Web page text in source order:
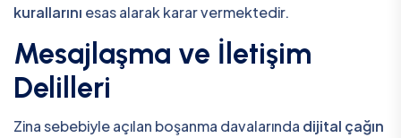
kurallarını esas alarak karar vermektedir.
Mesajlaşma ve İletişim
Delilleri
Zina sebebiyle açılan boşanma davalarında dijital çağın